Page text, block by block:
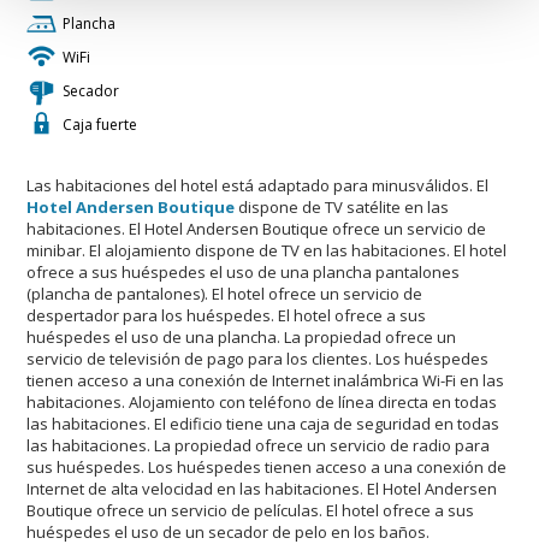
Plancha
WiFi
Secador
Caja fuerte
Las habitaciones del hotel está adaptado para minusválidos. El
Hotel Andersen Boutiquedispone de TV satélite en las
habitaciones. El Hotel Andersen Boutique ofrece un servicio de
minibar. El alojamiento dispone de TV en las habitaciones. El hotel
ofrece a sus huéspedes el uso de una plancha pantalones
(plancha de pantalones). El hotel ofrece un servicio de
despertador para los huéspedes. El hotel ofrece a sus
huéspedes el uso de una plancha. La propiedad ofrece un
servicio de televisión de pago para los clientes. Los huéspedes
tienen acceso a una conexión de Internet inalámbrica Wi-Fi en las
habitaciones. Alojamiento con teléfono de línea directa en todas
las habitaciones. El edificio tiene una caja de seguridad en todas
las habitaciones. La propiedad ofrece un servicio de radio para
sus huéspedes. Los huéspedes tienen acceso a una conexión de
Internet de alta velocidad en las habitaciones. El Hotel Andersen
Boutique ofrece un servicio de películas. El hotel ofrece a sus
huéspedes el uso de un secador de pelo en los baños.